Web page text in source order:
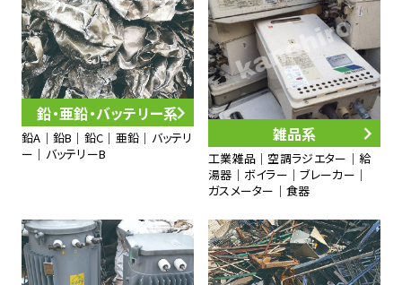
鉛・亜鉛・バッテリー系
鉛A｜鉛B｜鉛C｜亜鉛｜バッテリ
ー｜バッテリーB
雑品系
工業雑品｜空調ラジエター｜給
湯器｜ボイラー｜ブレーカー｜
ガスメーター｜食器